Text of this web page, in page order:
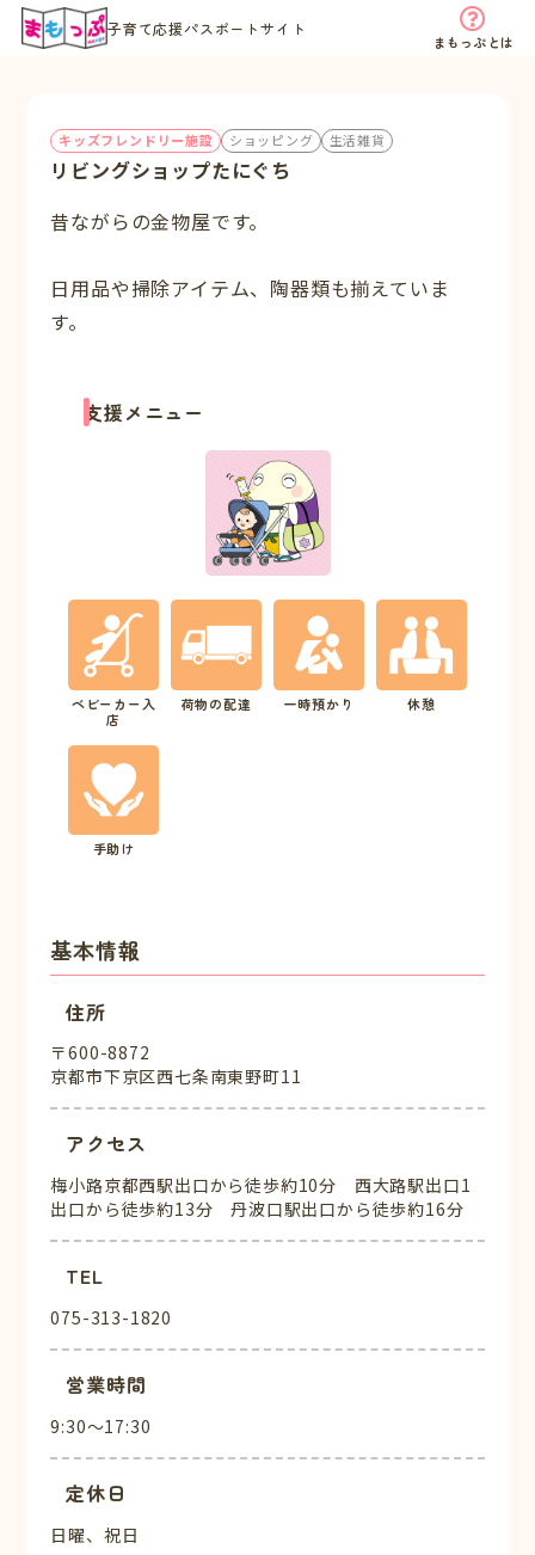
子育て応援パスポートサイト
まもっぷとは
キッズフレンドリー施設 ショッピング 生活雑貨
リビングショップたにぐち
昔ながらの金物屋です。
日用品や掃除アイテム、陶器類も揃えていま
す。
支援メニュー
ベビーカー入
店
荷物の配達 一時預かり 休憩
手助け
基本情報
住所
〒600-8872
京都市下京区西七条南東野町11
アクセス
梅小路京都西駅出口から徒歩約10分 西大路駅出口1
出口から徒歩約13分 丹波口駅出口から徒歩約16分
TEL
075-313-1820
営業時間
9:30～17:30
定休日
日曜、祝日